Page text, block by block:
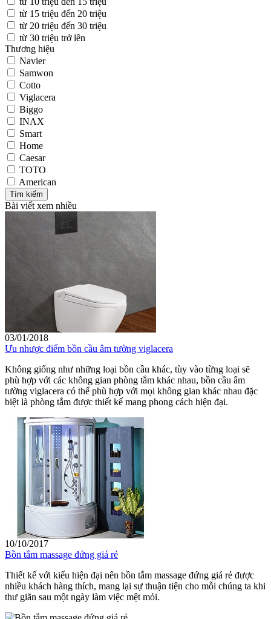
từ 15 triệu đến 20 triệu
từ 20 triệu đến 30 triệu
từ 30 triệu trở lên
Thương hiệu
Navier
Samwon
Cotto
Viglacera
Biggo
INAX
Smart
Home
Caesar
TOTO
American
Bài viết xem nhiều
03/01/2018
Ưu nhược điểm bồn cầu âm tường viglacera
Không giống như những loại bồn cầu khác, tùy vào từng loại sẽ
phù hợp với các không gian phòng tắm khác nhau, bồn cầu âm
tường viglacera có thể phù hợp với mọi không gian khác nhau đặc
biệt là phòng tắm được thiết kế mang phong cách hiện đại.
10/10/2017
Bồn tắm massage đứng giá rẻ
Thiết kế với kiểu hiện đại nên bồn tắm massage đứng giá rẻ được
nhiều khách hàng thích, mang lại sự thuận tiện cho mỗi chúng ta khi
thư giãn sau một ngày làm việc mệt mỏi.